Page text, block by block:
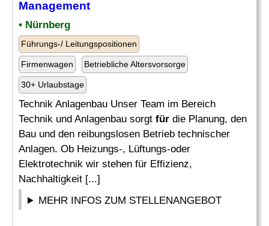
Management
• Nürnberg
Führungs-/ Leitungspositionen
Firmenwagen Betriebliche Altersvorsorge
30+ Urlaubstage
Technik Anlagenbau Unser Team im Bereich
Technik und Anlagenbau sorgt für die Planung, den
Bau und den reibungslosen Betrieb technischer
Anlagen. Ob Heizungs-, Lüftungs-oder
Elektrotechnik wir stehen für Effizienz,
Nachhaltigkeit [...]
MEHR INFOS ZUM STELLENANGEBOT